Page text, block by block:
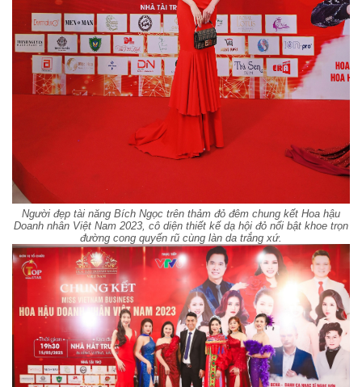
Người đẹp tài năng Bích Ngọc trên thảm đỏ đêm chung kết Hoa hậu
Doanh nhân Việt Nam 2023, cô diện thiết kế dạ hội đỏ nổi bật khoe trọn
đường cong quyến rũ cùng làn da trắng xứ.